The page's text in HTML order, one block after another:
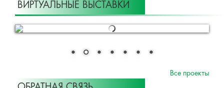
ВИРТУАЛЬНЫЕ ВЫСТАВКИ